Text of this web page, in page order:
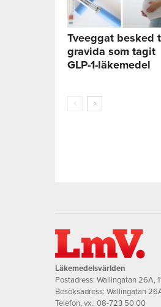
Tveeggat besked
gravida som tagit
GLP-1-läkemedel
Läkemedelsvärlden
Postadress: Wallingatan 26A,
Besöksadress: Wallingatan
Telefon, vx.: 08-723 50 00